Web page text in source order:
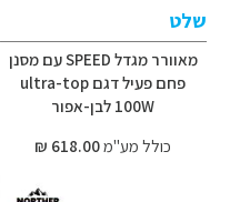
שלט
מאוורר מגדל SPEED עם מסנן
פחם פעיל דגם ultra-top
100W לבן-אפור
כולל מע"מ618.00 ₪